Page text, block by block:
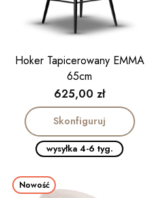
Hoker Tapicerowany EMMA
65cm
Cena
625,00 zł
Skonfiguruj
wysyłka 4-6 tyg.
Nowość